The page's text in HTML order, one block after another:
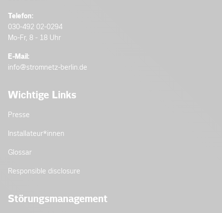
Telefon:
030-492 02-0294
Mo-Fr, 8 - 18 Uhr
E-Mail:
info@stromnetz-berlin.de
Wichtige Links
Presse
Installateur­*innen
Glossar
Responsible disclosure
Störungsmanagement